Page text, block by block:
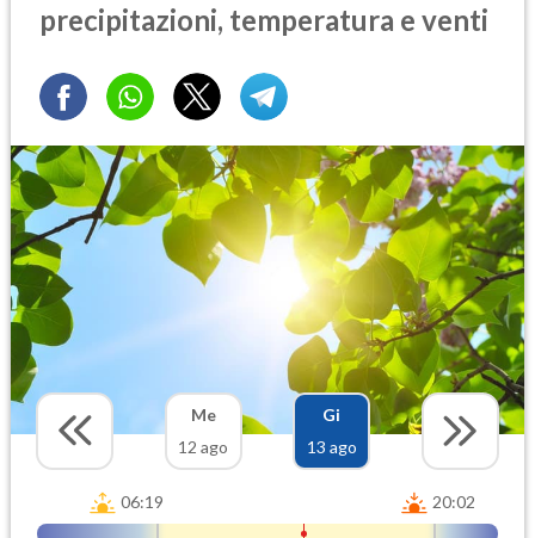
precipitazioni, temperatura e venti
Me
12 ago
Gi
13 ago
06:19 20:02